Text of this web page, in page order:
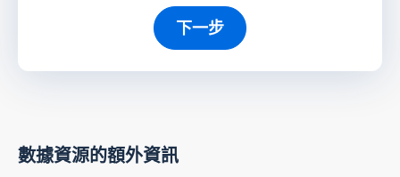
下一步
數據資源的額外資訊